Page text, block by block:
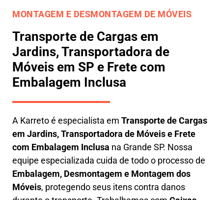
MONTAGEM E DESMONTAGEM DE MÓVEIS
Transporte de Cargas em
Jardins, Transportadora de
Móveis em SP e Frete com
Embalagem Inclusa
A Karretoé especialista em Transporte de Cargas
em Jardins,Transportadora de Móveis e Frete
com Embalagem Inclusa na Grande SP. Nossa
equipe especializada cuida de todo o processo de
Embalagem, Desmontagem e Montagem dos
Móveis, protegendo seus itens contra danos